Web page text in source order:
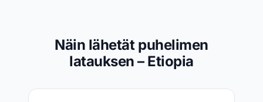
Näin lähetät puhelimen
latauksen – Etiopia